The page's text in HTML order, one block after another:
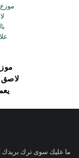
ما عليك سوى ترك بريدك